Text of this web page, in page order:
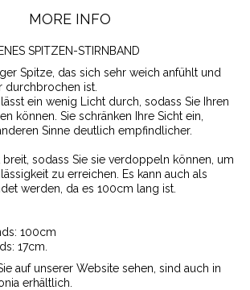
MORE INFO
SPITZEN-STIRNBAND
Spitze, das sich sehr weich anfühlt und
durchbrochen ist.
ein wenig Licht durch, sodass Sie Ihren
können. Sie schränken Ihre Sicht ein,
Sinne deutlich empfindlicher.
breit, sodass Sie sie verdoppeln können, um
zu erreichen. Es kann auch als
werden, da es 100cm lang ist.
100cm
17cm.
auf unserer Website sehen, sind auch in
erhältlich.